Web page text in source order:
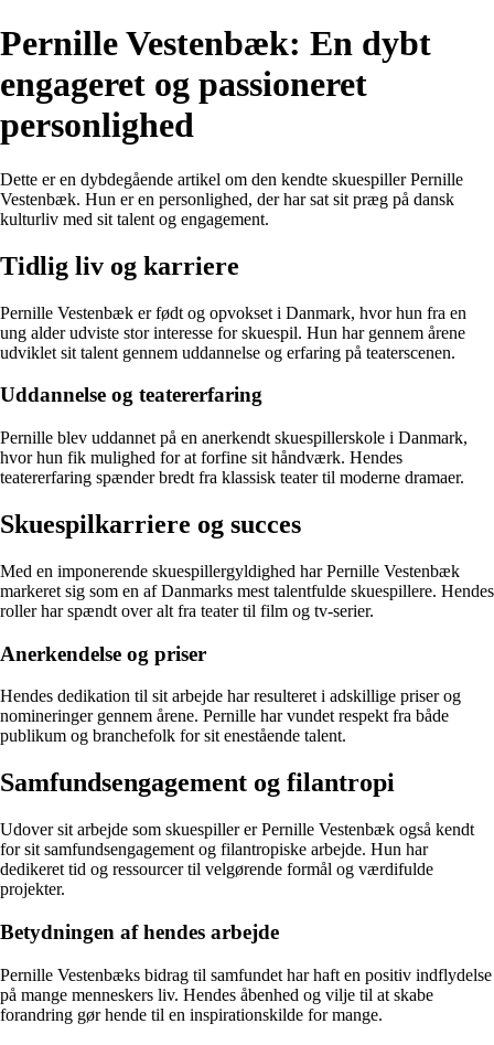
Pernille Vestenbæk: En dybt
engageret og passioneret
personlighed
Dette er en dybdegående artikel om den kendte skuespiller Pernille
Vestenbæk. Hun er en personlighed, der har sat sit præg på dansk
kulturliv med sit talent og engagement.
Tidlig liv og karriere
Pernille Vestenbæk er født og opvokset i Danmark, hvor hun fra en
ung alder udviste stor interesse for skuespil. Hun har gennem årene
udviklet sit talent gennem uddannelse og erfaring på teaterscenen.
Uddannelse og teatererfaring
Pernille blev uddannet på en anerkendt skuespillerskole i Danmark,
hvor hun fik mulighed for at forfine sit håndværk. Hendes
teatererfaring spænder bredt fra klassisk teater til moderne dramaer.
Skuespilkarriere og succes
Med en imponerende skuespillergyldighed har Pernille Vestenbæk
markeret sig som en af Danmarks mest talentfulde skuespillere. Hendes
roller har spændt over alt fra teater til film og tv-serier.
Anerkendelse og priser
Hendes dedikation til sit arbejde har resulteret i adskillige priser og
nomineringer gennem årene. Pernille har vundet respekt fra både
publikum og branchefolk for sit enestående talent.
Samfundsengagement og filantropi
Udover sit arbejde som skuespiller er Pernille Vestenbæk også kendt
for sit samfundsengagement og filantropiske arbejde. Hun har
dedikeret tid og ressourcer til velgørende formål og værdifulde
projekter.
Betydningen af hendes arbejde
Pernille Vestenbæks bidrag til samfundet har haft en positiv indflydelse
på mange menneskers liv. Hendes åbenhed og vilje til at skabe
forandring gør hende til en inspirationskilde for mange.